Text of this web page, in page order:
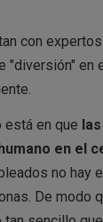
con
"diversión" en
está en que
en el
no hay
De modo